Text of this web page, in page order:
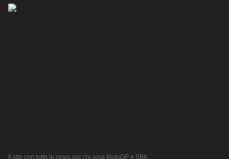
Il sito con tutte le news per chi ama MotoGP e SBK